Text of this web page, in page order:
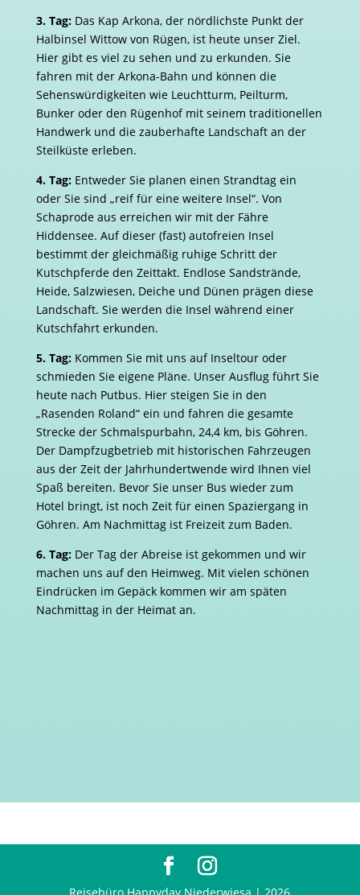
3. Tag:Das Kap Arkona, der nördlichste Punkt der
Halbinsel Wittow von Rügen, ist heute unser Ziel.
Hier gibt es viel zu sehen und zu erkunden. Sie
fahren mit der Arkona-Bahn und können die
Sehenswürdigkeiten wie Leuchtturm, Peilturm,
Bunker oder den Rügenhof mit seinem traditionellen
Handwerk und die zauberhafte Landschaft an der
Steilküste erleben.
4. Tag:Entweder Sie planen einen Strandtag ein
oder Sie sind „reif für eine weitere Insel“. Von
Schaprode aus erreichen wir mit der Fähre
Hiddensee. Auf dieser (fast) autofreien Insel
bestimmt der gleichmäßig ruhige Schritt der
Kutschpferde den Zeittakt. Endlose Sandstrände,
Heide, Salzwiesen, Deiche und Dünen prägen diese
Landschaft. Sie werden die Insel während einer
Kutschfahrt erkunden.
5. Tag:Kommen Sie mit uns auf Inseltour oder
schmieden Sie eigene Pläne. Unser Ausflug führt Sie
heute nach Putbus. Hier steigen Sie in den
„Rasenden Roland“ ein und fahren die gesamte
Strecke der Schmalspurbahn, 24,4 km, bis Göhren.
Der Dampfzugbetrieb mit historischen Fahrzeugen
aus der Zeit der Jahrhundertwende wird Ihnen viel
Spaß bereiten. Bevor Sie unser Bus wieder zum
Hotel bringt, ist noch Zeit für einen Spaziergang in
Göhren. Am Nachmittag ist Freizeit zum Baden.
6. Tag:Der Tag der Abreise ist gekommen und wir
machen uns auf den Heimweg. Mit vielen schönen
Eindrücken im Gepäck kommen wir am späten
Nachmittag in der Heimat an.